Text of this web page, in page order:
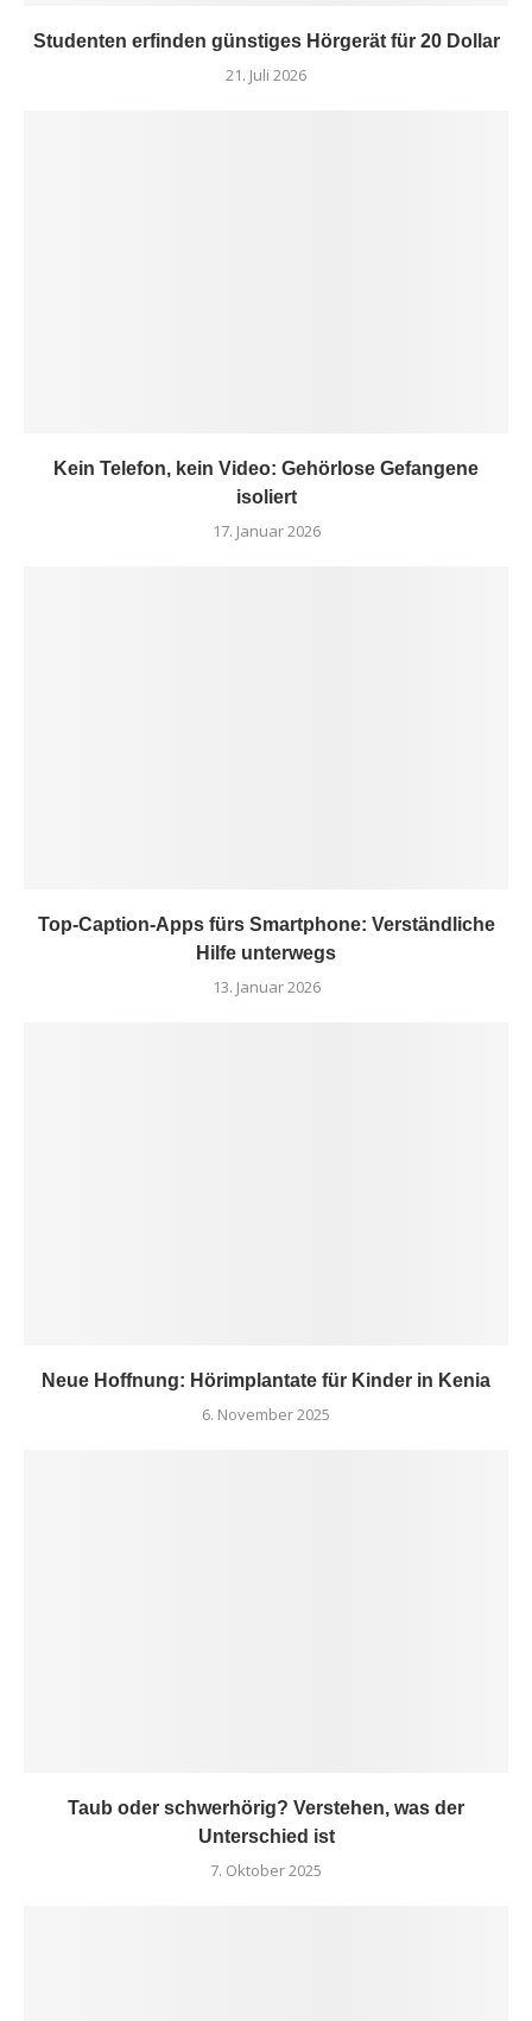
Studenten erfinden günstiges Hörgerät für 20 Dollar
21. Juli 2026
Kein Telefon, kein Video: Gehörlose Gefangene
isoliert
17. Januar 2026
Top-Caption-Apps fürs Smartphone: Verständliche
Hilfe unterwegs
13. Januar 2026
Neue Hoffnung: Hörimplantate für Kinder in Kenia
6. November 2025
Taub oder schwerhörig? Verstehen, was der
Unterschied ist
7. Oktober 2025